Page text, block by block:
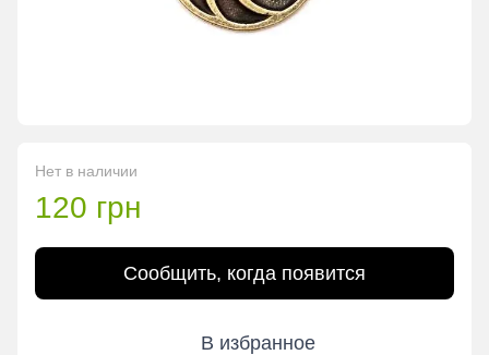
Нет в наличии
120 грн
Сообщить, когда появится
В избранное